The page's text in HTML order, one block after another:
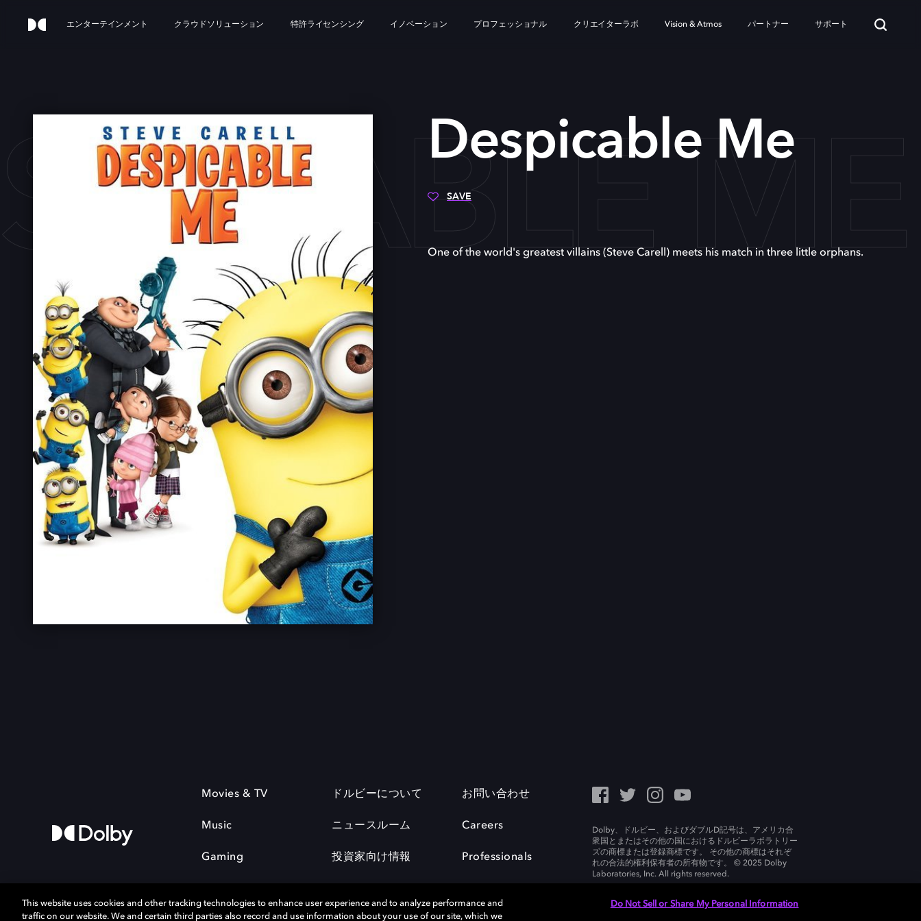
エンターテインメント クラウドソリューション 特許ライセンシング イノベーション プロフェッショナル クリエイターラボ Vision & Atmos パートナー サポート
ME
Despicable Me
SAVE
One of the world's greatest villains (Steve Carell) meets his match in three little orphans.
Movies & TV
Music
Gaming
ドルビーについて
ニュースルーム
投資家向け情報
お問い合わせ
Careers
Professionals
Dolby、ドルビー、およびダブルD記号は、アメリカ合
衆国とまたはその他の国におけるドルビーラボラトリー
ズの商標または登録商標です。 その他の商標はそれぞ
れの合法的権利保有者の所有物です。 © 2025 Dolby
Laboratories, Inc. All rights reserved.
This website uses cookies and other tracking technologies to enhance user experience and to analyze performance and
traffic on our website. We and certain third parties also record and use information about your use of our site, which we
Do Not Sell or Share My Personal Information